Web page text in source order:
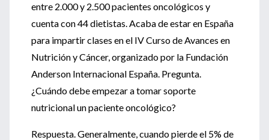
entre 2.000 y 2.500 pacientes oncológicos y
cuenta con 44 dietistas. Acaba de estar en España
para impartir clases en el IV Curso de Avances en
Nutrición y Cáncer, organizado por la Fundación
Anderson Internacional España. Pregunta.
¿Cuándo debe empezar a tomar soporte
nutricional un paciente oncológico?
Respuesta. Generalmente, cuando pierde el 5% de